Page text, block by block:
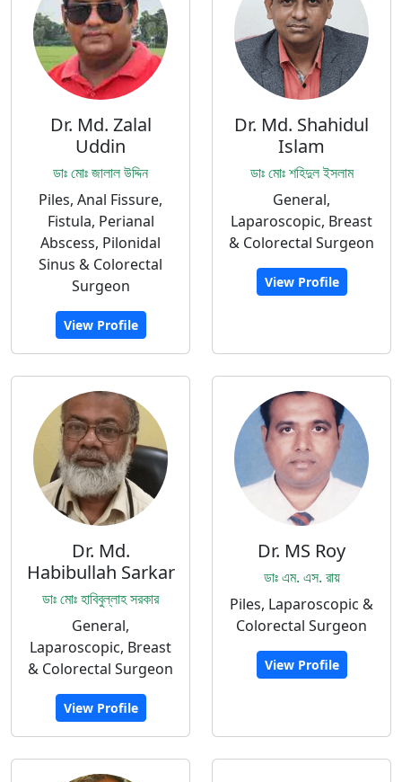
Dr. Md. Zalal
Uddin
ডাঃ মোঃ জালাল উদ্দিন
Piles, Anal Fissure,
Fistula, Perianal
Abscess, Pilonidal
Sinus & Colorectal
Surgeon
View Profile
Dr. Md. Shahidul
Islam
ডাঃ মোঃ শহিদুল ইসলাম
General,
Laparoscopic, Breast
& Colorectal Surgeon
View Profile
Dr. Md.
Habibullah Sarkar
ডাঃ মোঃ হাবিবুল্লাহ সরকার
General,
Laparoscopic, Breast
& Colorectal Surgeon
View Profile
Dr. MS Roy
ডাঃ এম. এস. রায়
Piles, Laparoscopic &
Colorectal Surgeon
View Profile